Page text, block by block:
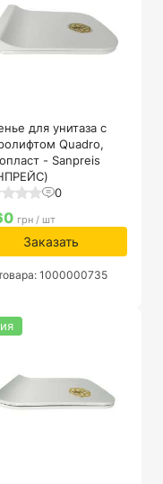
для унитаза с
Quadro,
- Sanpreis
0
грн / шт
Заказать
1000000735